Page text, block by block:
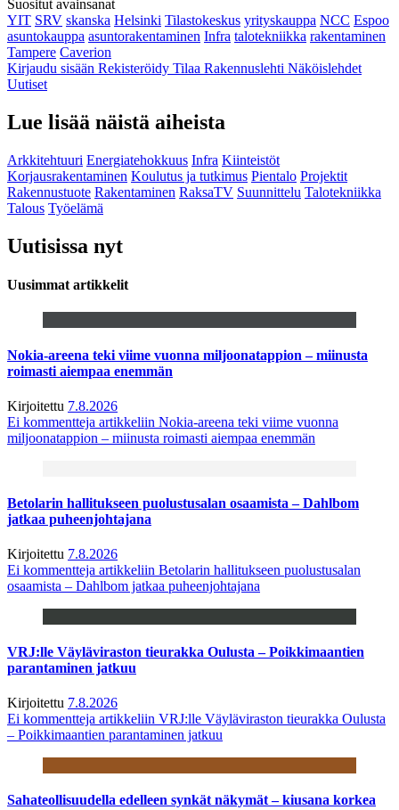
Suositut avainsanat
YIT SRV skanska Helsinki Tilastokeskus yrityskauppa NCC Espoo
asuntokauppa asuntorakentaminen Infra talotekniikka rakentaminen
Tampere Caverion
Kirjaudu sisään Rekisteröidy Tilaa Rakennuslehti Näköislehdet
Uutiset
Lue lisää näistä aiheista
Arkkitehtuuri Energiatehokkuus Infra Kiinteistöt
Korjausrakentaminen Koulutus ja tutkimus Pientalo Projektit
Rakennustuote Rakentaminen RaksaTV Suunnittelu Talotekniikka
Talous Työelämä
Uutisissa nyt
Uusimmat artikkelit
Nokia-areena teki viime vuonna miljoonatappion – miinusta
roimasti aiempaa enemmän
Kirjoitettu 7.8.2026
Ei kommentteja artikkeliin Nokia-areena teki viime vuonna
miljoonatappion – miinusta roimasti aiempaa enemmän
Betolarin hallitukseen puolustusalan osaamista – Dahlbom
jatkaa puheenjohtajana
Kirjoitettu 7.8.2026
Ei kommentteja artikkeliin Betolarin hallitukseen puolustusalan
osaamista – Dahlbom jatkaa puheenjohtajana
VRJ:lle Väyläviraston tieurakka Oulusta – Poikkimaantien
parantaminen jatkuu
Kirjoitettu 7.8.2026
Ei kommentteja artikkeliin VRJ:lle Väyläviraston tieurakka Oulusta
– Poikkimaantien parantaminen jatkuu
Sahateollisuudella edelleen synkät näkymät – kiusana korkea